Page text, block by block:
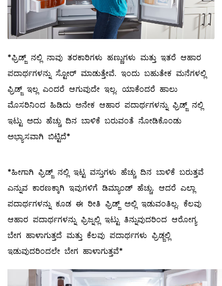
*ಫ್ರಿಡ್ಜ್ ನಲ್ಲಿ ನಾವು ತರಕಾರಿಗಳು ಹಣ್ಣುಗಳು ಮತ್ತು ಇತರೆ ಆಹಾರ
ಪದಾರ್ಥಗಳನ್ನು ಸ್ಟೋರ್ ಮಾಡುತ್ತೇವೆ. ಇಂದು ಬಹುತೇಕ ಮನೆಗಳಲ್ಲಿ
ಫ್ರಿಡ್ಜ್ ಇಲ್ಲ ಎಂದರೆ ಆಗುವುದೇ ಇಲ್ಲ. ಯಾಕೆಂದರೆ ಹಾಲು
ಮೊಸರಿನಿಂದ ಹಿಡಿದು ಅನೇಕ ಆಹಾರ ಪದಾರ್ಥಗಳನ್ನು ಫ್ರಿಡ್ಜ್ ನಲ್ಲಿ
ಇಟ್ಟು ಅದು ಹೆಚ್ಚು ದಿನ ಬಾಳಿಕೆ ಬರುವಂತೆ ನೋಡಿಕೊಂಡು
ಅಭ್ಯಾಸವಾಗಿ ಬಿಟ್ಟಿದೆ*
*ಹೀಗಾಗಿ ಫ್ರಿಡ್ಜ್ ನಲ್ಲಿ ಇಟ್ಟ ವಸ್ತುಗಳು ಹೆಚ್ಚು ದಿನ ಬಾಳಿಕೆ ಬರುತ್ತವೆ
ಎನ್ನುವ ಕಾರಣಕ್ಕಾಗಿ ಇವುಗಳಿಗೆ ಡಿಮ್ಯಾಂಡ್ ಹೆಚ್ಚು. ಆದರೆ ಎಲ್ಲಾ
ಪದಾರ್ಥಗಳನ್ನು ಕೂಡ ಈ ರೀತಿ ಫ್ರಿಡ್ಜ್ ಅಲ್ಲಿ ಇಡುವಂತಿಲ್ಲ. ಕೆಲವು
ಆಹಾರ ಪದಾರ್ಥಗಳನ್ನು ಫ್ರಿಜ್ನಲ್ಲಿ ಇಟ್ಟು ತಿನ್ನುವುದರಿಂದ ಆರೋಗ್ಯ
ಬೇಗ ಹಾಳಾಗುತ್ತದೆ ಮತ್ತು ಕೆಲವು ಪದಾರ್ಥಗಳು ಫ್ರಿಡ್ಜಲ್ಲಿ
ಇಡುವುದರಿಂದಲೇ ಬೇಗ ಹಾಳಾಗುತ್ತವೆ*